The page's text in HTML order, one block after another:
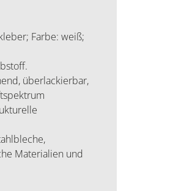
Farbe: weiß;
überlackierbar,
Materialien und